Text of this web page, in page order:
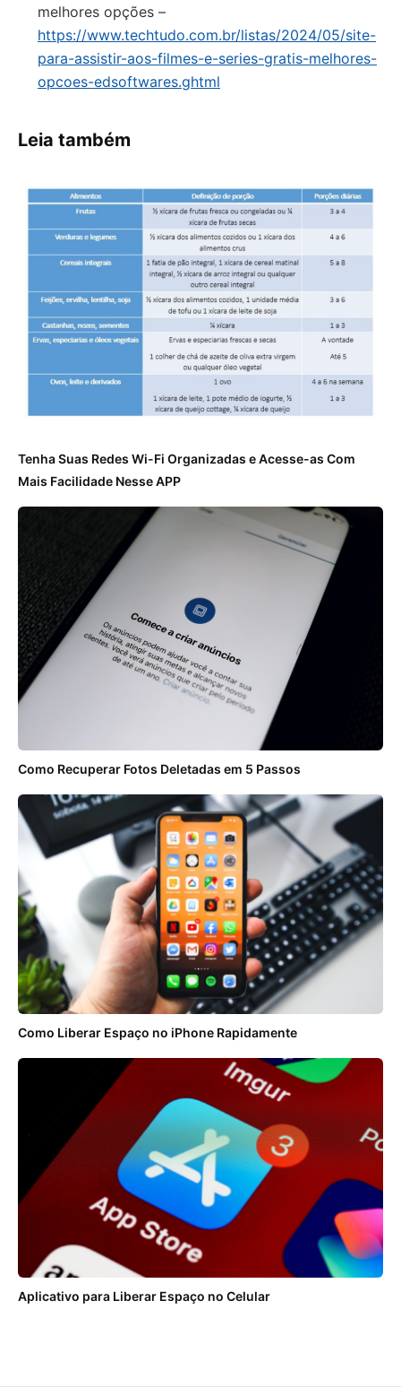
melhores opções –
https://www.techtudo.com.br/listas/2024/05/site-
para-assistir-aos-filmes-e-series-gratis-melhores-
opcoes-edsoftwares.ghtml
Leia também
Tenha Suas Redes Wi-Fi Organizadas e Acesse-as Com
Mais Facilidade Nesse APP
Como Recuperar Fotos Deletadas em 5 Passos
Como Liberar Espaço no iPhone Rapidamente
Aplicativo para Liberar Espaço no Celular